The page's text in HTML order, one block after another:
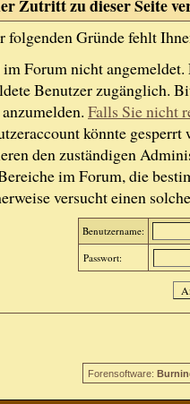
Zutritt zu dieser Seite
folgenden Gründe fehlt
im Forum nicht
Benutzer zugänglich.
Falls Sie nicht
könnte gesperrt
den zuständigen
im Forum, die
versucht einen
Benutzername:
Passwort:
Forensoftware: